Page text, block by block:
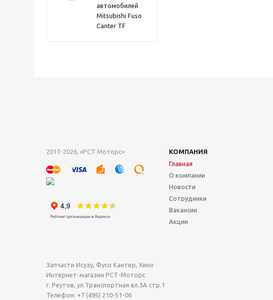
автомобилей
Mitsubishi Fuso
Canter TF
2011-2026, «РСТ Моторс» КОМПАНИЯ
Главная
О компании
Новости
Сотрудники
Вакансии
Акции
Запчасти Исузу, Фусо Кантер, Хино
Интернет-магазин РСТ-Моторс
г. Реутов, ул.Транспортная вл.3А стр.1
Телефон: +7 (495) 210-51-06